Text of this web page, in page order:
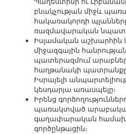
բնակչության միջև
հակառակորդի պլանները
ռազմավարական
Իսլամական աշխարհին
միջազգային
պատերազմում
հաղթանակի պատրանքը
Իսրայելի
կեսդարյա առասպելը։
Իրենց
պառակտված
գաղափարական
գործընթացին։